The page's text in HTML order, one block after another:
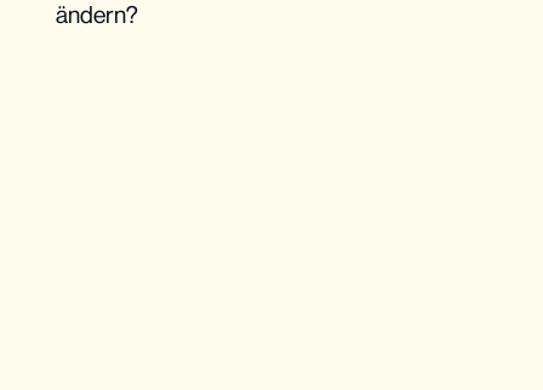
ändern?